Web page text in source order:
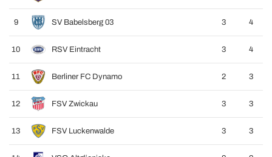
9 SV Babelsberg 03 3 4
10 RSV Eintracht 3 4
11 Berliner FC Dynamo 2 3
12 FSV Zwickau 3 3
13 FSV Luckenwalde 3 3